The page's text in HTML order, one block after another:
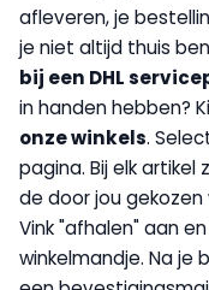
afleveren, je
je niet altijd thuis
bij een DHL
in handen hebben?
onze winkels.
pagina. Bij elk
de door jou gekozen
Vink "afhalen" aan
winkelmandje. Na je